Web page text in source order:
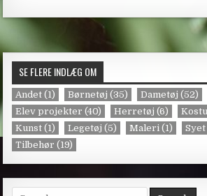
SE FLERE INDLÆG OM
Andet (1) Børnetøj (35) Dametøj (52)
Elev projekter (40) Herretøj (6)
Kunst (1) Legetøj (5) Maleri (1)
Tilbehør (19)